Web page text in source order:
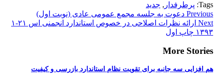
Tags: پرطرفدار , جدید
Continue
Reading
Previous دعوت به جلسه مجمع عمومی عادی (نوبت اول)
Next
ارائه نظرات اصلاحی در خصوص استاندارد انجمنی اس ۲۱-۱
۱۳۹۳ چاپ اول
More Stories
هم افزایی سه جانبه برای تقویت نظام استاندارد بازرسی و کیفیت